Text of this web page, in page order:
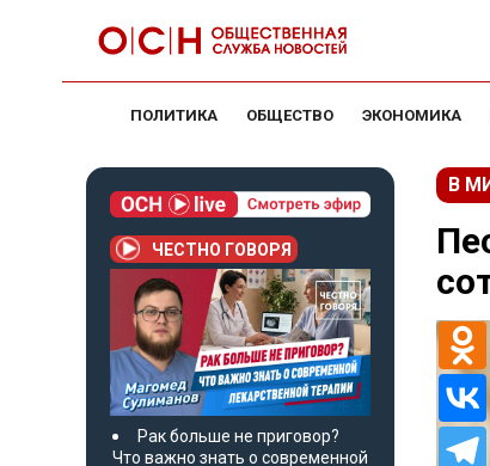
ПОЛИТИКА ОБЩЕСТВО ЭКОНОМИКА
ЧЕСТНО ГОВОРЯ
Рак больше не приговор?
Что важно знать о современной
В